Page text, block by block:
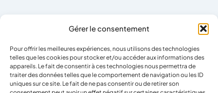
Gérer le consentement
Pour offrir les meilleures expériences, nous utilisons des technologies
telles que les cookies pour stocker et/ou accéder aux informations des
appareils. Le fait de consentir à ces technologies nous permettra de
traiter des données telles que le comportement de navigation ou les ID
uniques sur ce site. Le fait de ne pas consentir ou de retirer son
04 73 26 81 71
39 Rue Pierre Boulanger,
63100 Clermont-Ferrand